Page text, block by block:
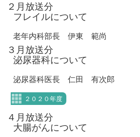
２月放送分
フレイルについて
老年内科部長 伊東 範尚
３月放送分
泌尿器科について
泌尿器科医長 仁田 有次郎
２０２０年度
４月放送分
大腸がんについて